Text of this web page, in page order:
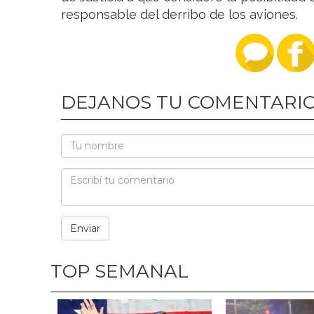
responsable del derribo de los aviones.
DEJANOS TU
TOP SEMANAL